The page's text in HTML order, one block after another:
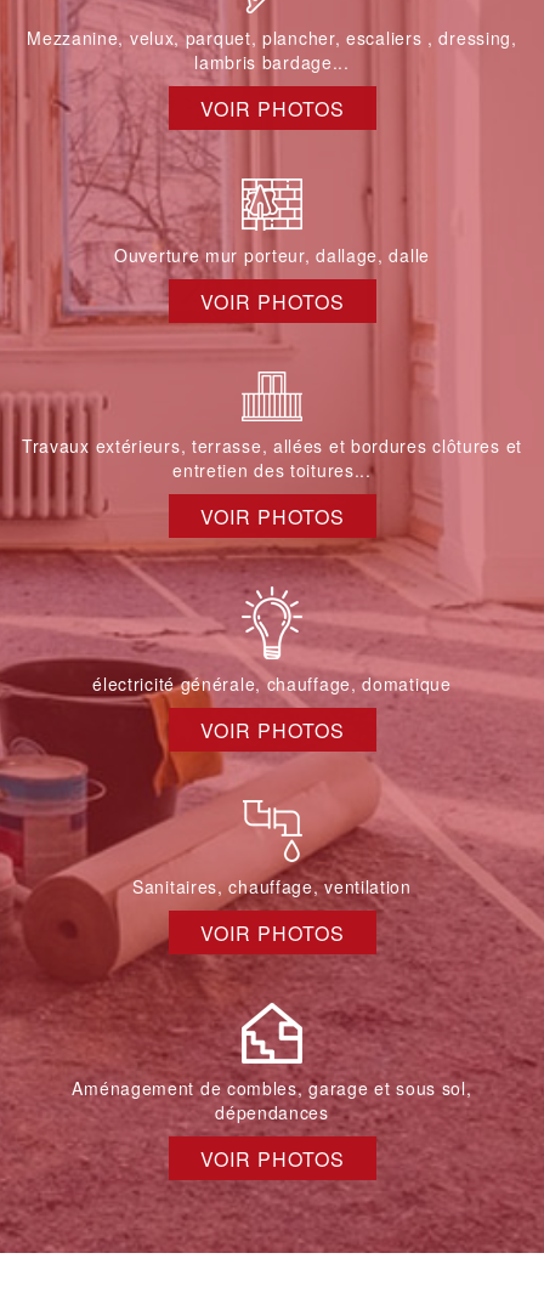
Mezzanine, velux, parquet, plancher, escaliers , dressing,
lambris bardage...
VOIR PHOTOS
Ouverture mur porteur, dallage, dalle
VOIR PHOTOS
Travaux extérieurs, terrasse, allées et bordures clôtures et
entretien des toitures...
VOIR PHOTOS
électricité générale, chauffage, domatique
VOIR PHOTOS
Sanitaires, chauffage, ventilation
VOIR PHOTOS
Aménagement de combles, garage et sous sol,
dépendances
VOIR PHOTOS